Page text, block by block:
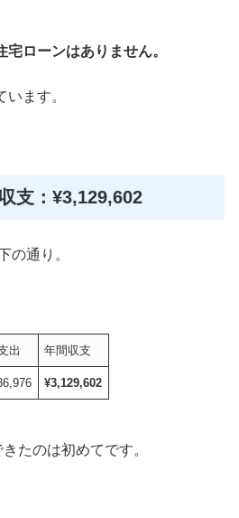
ローンはありません。
ます。
支：¥3,129,602
の通り。
出 年間収支
¥3,129,602
たのは初めてです。